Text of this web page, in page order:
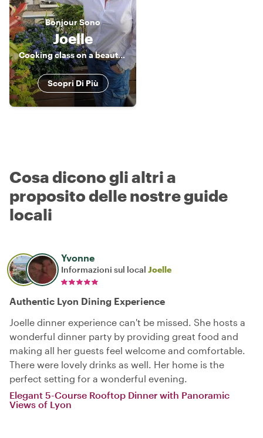
BonjourSono
Joelle
Cooking class on a beautiful terrace
Scopri Di Più
Cosa dicono gli altri a
proposito delle nostre guide
locali
Yvonne
Informazioni sul local Joelle
Authentic Lyon Dining Experience
Joelle dinner experience can't be missed. She hosts a
wonderful dinner party by providing great food and
making all her guests feel welcome and comfortable.
There were lovely drinks as well. Her home is the
perfect setting for a wonderful evening.
Elegant 5-Course Rooftop Dinner with Panoramic
Views of Lyon